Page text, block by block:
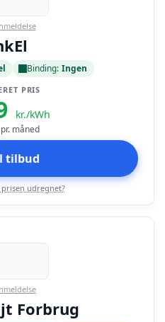
Binding: Ingen
PRIS
kr./kWh
pr. måned
tilbud
udregnet?
Forbrug